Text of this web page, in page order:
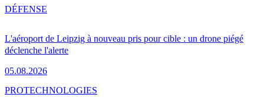
L'aéroport de Leipzig à nouveau pris pour cible : un drone piégé
déclenche l'alerte
05.08.2026
DÉFENSE
PROTECHNOLOGIES